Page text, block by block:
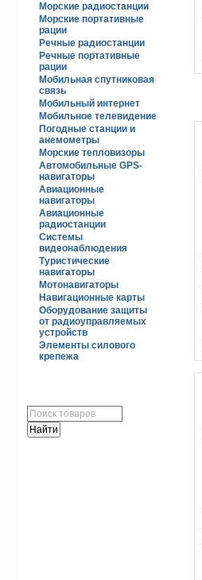
Морские радиостанции
Морские портативные
рации
Речные радиостанц­ии
Речные портативные
рации
Мобильная спутниковая
связь
Мобильный интернет
Мобильное телевидение
Погодные станции и
анемометры
Морские тепловизоры
Автомобильные GPS-
навигаторы
Авиационные
навигаторы
Авиационные
радиостанции
Системы
видеонаблюдения
Туристические
навигаторы
Мотонавигаторы
Навигационные карты
Оборудование защиты
от радиоуправляемых
устройств
Элементы силового
крепежа